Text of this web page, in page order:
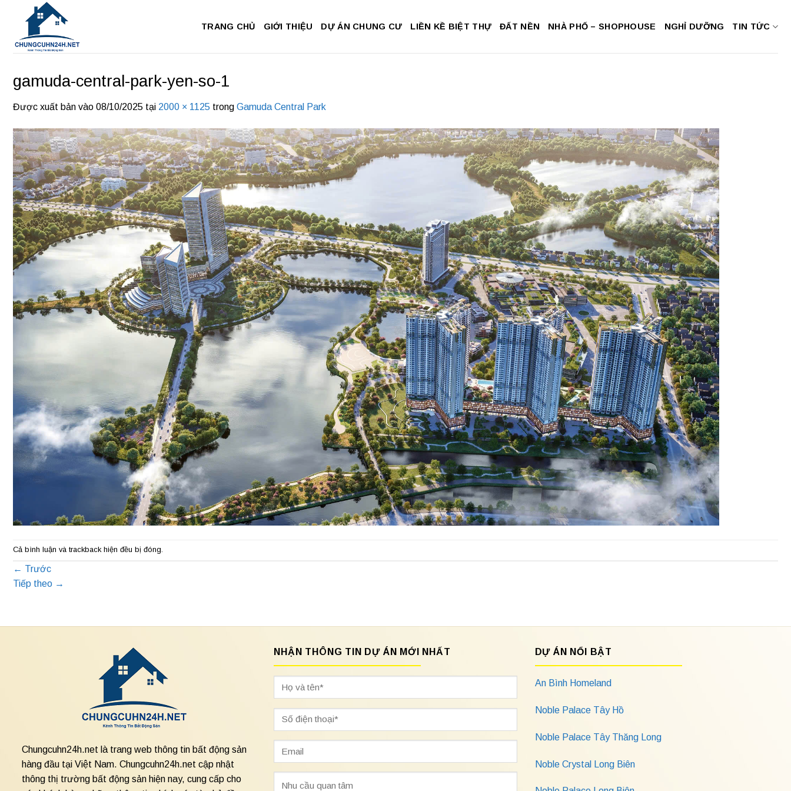
dung
TRANG CHỦ GIỚI THIỆU DỰ ÁN CHUNG CƯ LIỀN KỀ BIỆT THỰ ĐẤT NỀN NHÀ PHỐ – SHOPHOUSE NGHỈ DƯỠNG TIN TỨC
gamuda-central-park-yen-so-1
Được xuất bản vào 08/10/2025 tại 2000 × 1125 trong Gamuda Central Park
Cả bình luận và trackback hiện đều bị đóng.
← Trước
Tiếp theo →
Chungcuhn24h.net là trang web thông tin bất động sản
hàng đầu tại Việt Nam. Chungcuhn24h.net cập nhật
thông thị trường bất động sản hiện nay, cung cấp cho
NHẬN THÔNG TIN DỰ ÁN MỚI NHẤT DỰ ÁN NỔI BẬT
An Bình Homeland
Noble Palace Tây Hồ
Noble Palace Tây Thăng Long
Noble Crystal Long Biên